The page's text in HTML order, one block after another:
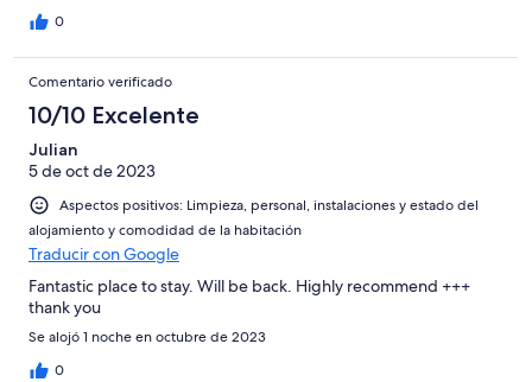
0
Comentario verificado
10/10 Excelente
Julian
5 de oct de 2023
Aspectos positivos: Limpieza, personal, instalaciones y estado del
alojamiento y comodidad de la habitación
Traducir con Google
Fantastic place to stay. Will be back. Highly recommend +++
thank you
Se alojó 1 noche en octubre de 2023
0